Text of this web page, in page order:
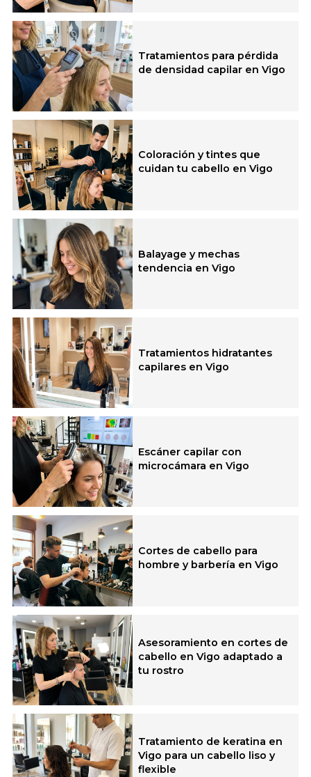
Extensiones y volumen capilar
Ofertas y bonos de belleza
Peluquería unisex
Tratamientos para pérdida
de densidad capilar en Vigo
Coloración y tintes que
cuidan tu cabello en Vigo
Balayage y mechas
tendencia en Vigo
Tratamientos hidratantes
capilares en Vigo
Escáner capilar con
microcámara en Vigo
Cortes de cabello para
hombre y barbería en Vigo
Asesoramiento en cortes de
cabello en Vigo adaptado a
tu rostro
Tratamiento de keratina en
Vigo para un cabello liso y
flexible